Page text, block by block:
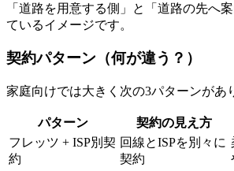
「道路を用意する側」と「道路の先へ
ているイメージです。
契約パターン（何が違う？）
家庭向けでは大きく次の3パターンがあ
パターン 契約の見え方
フレッツ + ISP別契
約
回線とISPを別々に
契約